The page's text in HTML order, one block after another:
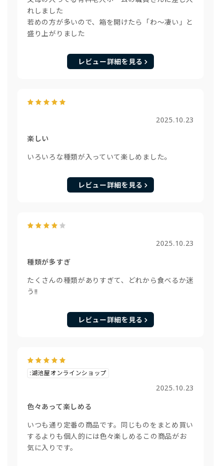
れしました
若めの方が多いので、箱を開けたら「わ〜凄い」と
盛り上がりました
レビュー詳細を見る
2025.10.23
楽しい
いろいろな種類が入っていて楽しめました。
レビュー詳細を見る
2025.10.23
種類が多すぎ
たくさんの種類がありすぎて、どれから食べるか迷
う!!
レビュー詳細を見る
:湖池屋オンラインショップ
2025.10.23
色々あって楽しめる
いつも通り定番の商品です。同じものをまとめ買い
するよりも個人的には色々楽しめるこの商品がお
気に入りです。